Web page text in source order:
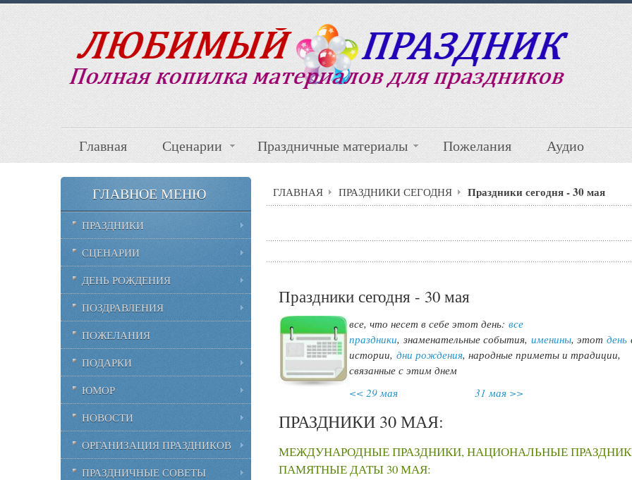
Главная Сценарии Праздничные материалы Пожелания Аудио
ГЛАВНАЯ ПРАЗДНИКИ СЕГОДНЯ Праздники сегодня - 30 мая
Праздники сегодня - 30 мая
все, что несет в себе этот день:все
праздники,знаменательные события,именины, этотдень
истории,дни рождения, народные приметы и традиции,
связанные с этим днем
<< 29 мая
31 мая >>
ПРАЗДНИКИ 30 МАЯ:
МЕЖДУНАРОДНЫЕ ПРАЗДНИКИ, НАЦИОНАЛЬНЫЕ
ПАМЯТНЫЕ ДАТЫ 30 МАЯ:
ГЛАВНОЕ МЕНЮ
ПРАЗДНИКИ
СЦЕНАРИИ
ДЕНЬ РОЖДЕНИЯ
ПОЗДРАВЛЕНИЯ
ПОЖЕЛАНИЯ
ПОДАРКИ
ЮМОР
НОВОСТИ
ОРГАНИЗАЦИЯ ПРАЗДНИКОВ
ПРАЗДНИЧНЫЕ СОВЕТЫ